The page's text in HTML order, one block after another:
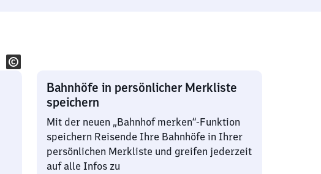
Bahnhöfe in persönlicher Merkliste
speichern
Mit der neuen „Bahnhof merken“-Funktion
speichern Reisende Ihre Bahnhöfe in Ihrer
persönlichen Merkliste und greifen jederzeit
auf alle Infos zu